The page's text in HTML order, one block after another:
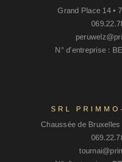
Grand Place 14 •
N° d'entreprise :
SRL
Chaussée de Bruxelles